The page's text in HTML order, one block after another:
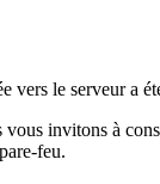
vers le serveur a
vous invitons à
feu.